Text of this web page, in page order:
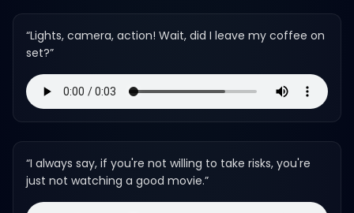
“Lights, camera, action! Wait, did I leave my coffee on
set?”
“I always say, if you're not willing to take risks, you're
just not watching a good movie.”